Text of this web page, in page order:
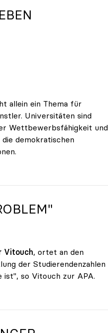
allein ein Thema für
Universitäten sind
Wettbewerbsfähigkeit und
demokratischen
Vitouch, ortet an den
der Studierendenzahlen
ist", so Vitouch zur APA.